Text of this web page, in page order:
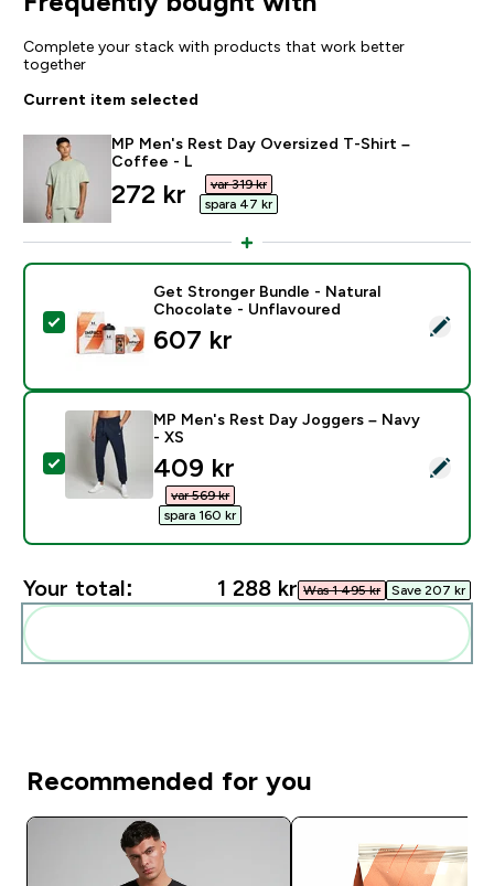
Complete your stack with products that work better
together
Current item selected
MP Men's Rest Day Oversized T-Shirt –
Coffee - L
discounted price
272 kr‎
var 319 kr‎
spara 47 kr‎
Select this product - Get Stronger Bundle - Natural
Get Stronger Bundle - Natural
Chocolate - Unflavoured
607 kr‎
Select this product - MP Men's Rest Day Joggers –
MP Men's Rest Day Joggers – Navy
- XS
discounted price
409 kr‎
var 569 kr‎
spara 160 kr‎
Your total: 1 288 kr‎ Was 1 495 kr‎ Save 207 kr‎
Recommended for you